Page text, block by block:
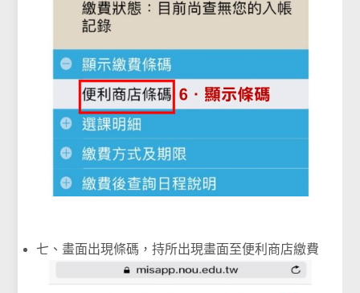
七、畫面出現條碼，持所出現畫面至便利商店繳費